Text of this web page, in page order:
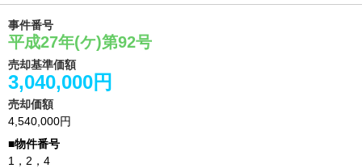
事件番号
平成27年(ケ)第92号
売却基準価額
3,040,000円
売却価額
4,540,000円
1，2，4